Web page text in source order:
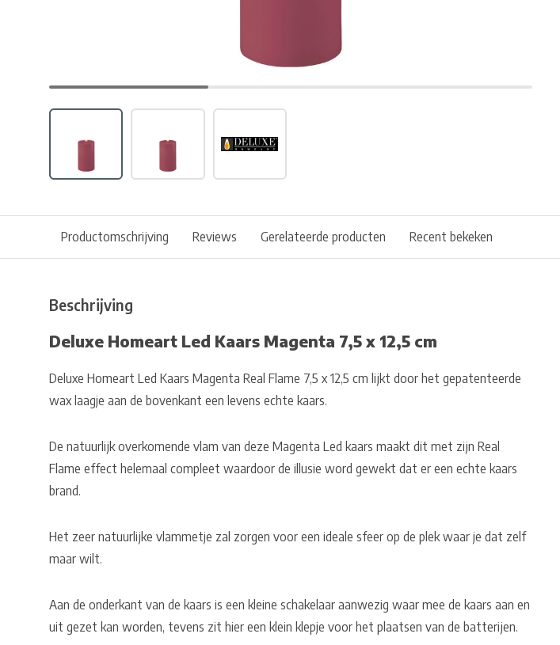
Productomschrijving Reviews Gerelateerde producten Recent bekeken
Beschrijving
Deluxe Homeart Led Kaars Magenta 7,5 x 12,5 cm
Deluxe Homeart Led Kaars Magenta Real Flame 7,5 x 12,5 cm lijkt door het gepatenteerde
wax laagje aan de bovenkant een levens echte kaars.
De natuurlijk overkomende vlam van deze Magenta Led kaars maakt dit met zijn Real
Flame effect helemaal compleet waardoor de illusie word gewekt dat er een echte kaars
brand.
Het zeer natuurlijke vlammetje zal zorgen voor een ideale sfeer op de plek waar je dat zelf
maar wilt.
Aan de onderkant van de kaars is een kleine schakelaar aanwezig waar mee de kaars aan en
uit gezet kan worden, tevens zit hier een klein klepje voor het plaatsen van de batterijen.